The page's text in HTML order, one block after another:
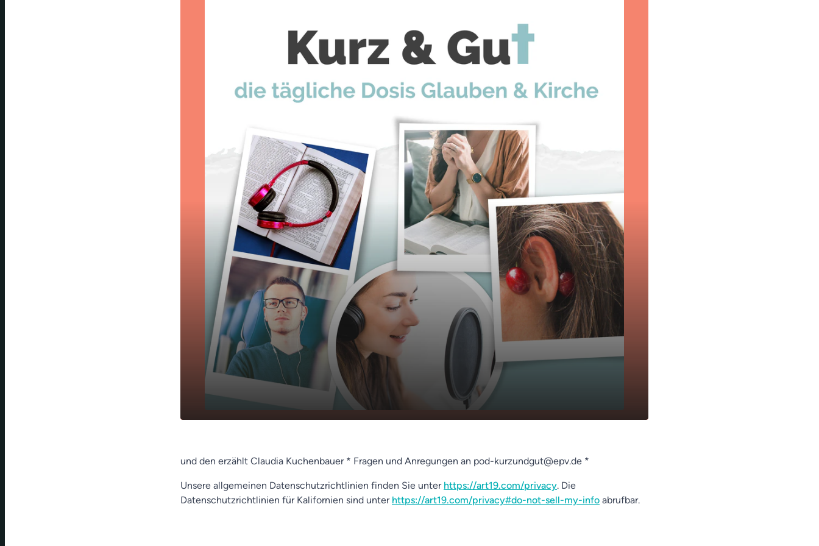
und den erzählt Claudia Kuchenbauer * Fragen und Anregungen an pod-kurzundgut@epv.de *
Unsere allgemeinen Datenschutzrichtlinien finden Sie unter https://art19.com/privacy. Die
Datenschutzrichtlinien für Kalifornien sind unter https://art19.com/privacy#do-not-sell-my-info abrufbar.